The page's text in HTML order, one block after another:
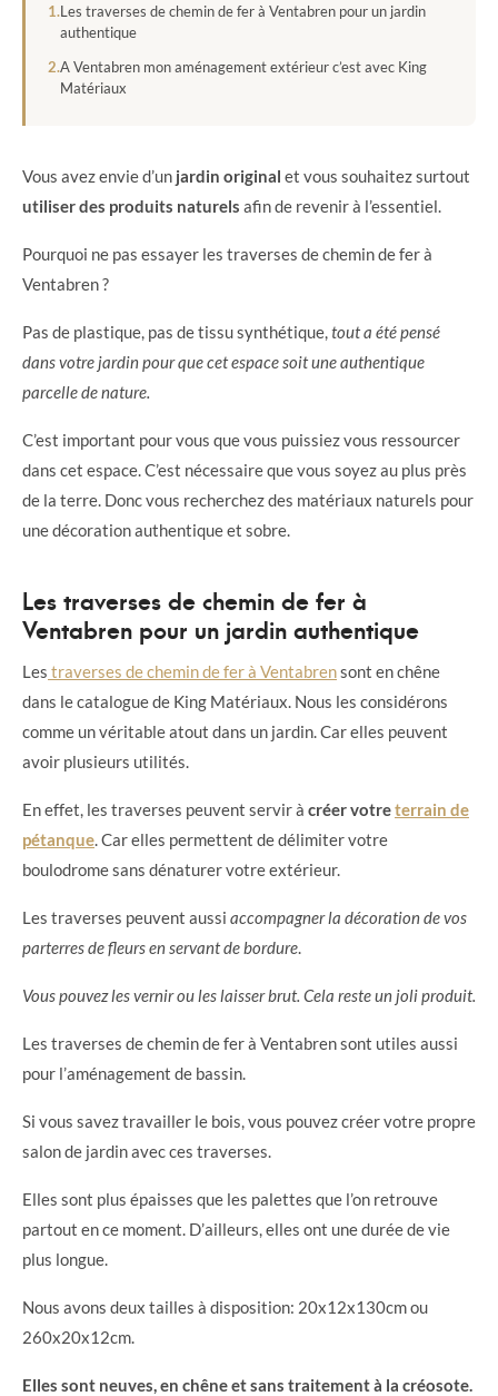
Les traverses de chemin de fer à Ventabren pour un jardin
authentique
A Ventabren mon aménagement extérieur c’est avec King
Matériaux
Vous avez envie d’un jardin original et vous souhaitez surtout
utiliser des produits naturels afin de revenir à l’essentiel.
Pourquoi ne pas essayer les traverses de chemin de fer à
Ventabren ?
Pas de plastique, pas de tissu synthétique, tout a été pensé
dans votre jardin pour que cet espace soit une authentique
parcelle de nature.
C’est important pour vous que vous puissiez vous ressourcer
dans cet espace. C’est nécessaire que vous soyez au plus près
de la terre. Donc vous recherchez des matériaux naturels pour
une décoration authentique et sobre.
Les traverses de chemin de fer à
Ventabren pour un jardin authentique
Les traverses de chemin de fer à Ventabrensont en chêne
dans le catalogue de King Matériaux. Nous les considérons
comme un véritable atout dans un jardin. Car elles peuvent
avoir plusieurs utilités.
En effet, les traverses peuvent servir à créer votreterrain de
pétanque . Car elles permettent de délimiter votre
boulodrome sans dénaturer votre extérieur.
Les traverses peuvent aussi accompagner la décoration de vos
parterres de fleurs en servant de bordure
Vous pouvez les vernir ou les laisser brut. Cela reste un joli produit.
Les traverses de chemin de fer à Ventabren sont utiles aussi
pour l’aménagement de bassin.
Si vous savez travailler le bois, vous pouvez créer votre propre
salon de jardin avec ces traverses.
Elles sont plus épaisses que les palettes que l’on retrouve
partout en ce moment. D’ailleurs, elles ont une durée de vie
plus longue.
Nous avons deux tailles à disposition: 20x12x130cm ou
260x20x12cm.
Elles sont neuves, en chêne et sans traitement à la créosote.